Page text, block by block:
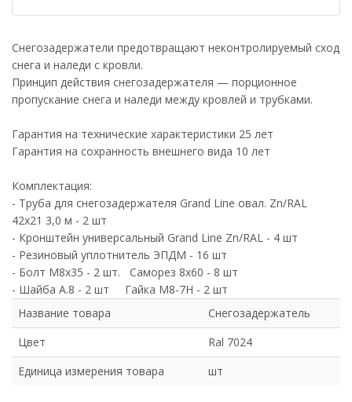
Снегозадержатели предотвращают неконтролируемый сход
снега и наледи с кровли.
Принцип действия снегозадержателя — порционное
пропускание снега и наледи между кровлей и трубками.
Гарантия на технические характеристики 25 лет
Гарантия на сохранность внешнего вида 10 лет
Комплектация:
- Труба для снегозадержателя Grand Line овал. Zn/RAL
42х21 3,0 м - 2 шт
- Кронштейн универсальный Grand Line Zn/RAL - 4 шт
- Резиновый уплотнитель ЭПДМ - 16 шт
- Болт М8х35 - 2 шт. Саморез 8х60 - 8 шт
- Шайба А.8 - 2 шт Гайка М8-7Н - 2 шт
Название товара
Снегозадержатель
Цвет
Ral 7024
Единица измерения товара
шт